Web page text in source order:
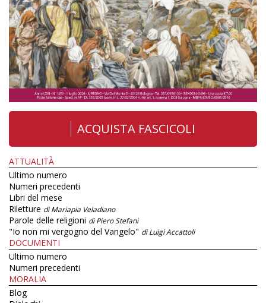
ACQUISTA FASCICOLI
ATTUALITÀ
Ultimo numero
Numeri precedenti
Libri del mese
Riletture di Mariapia Veladiano
Parole delle religioni di Piero Stefani
"Io non mi vergogno del Vangelo" di Luigi Accattoli
DOCUMENTI
Ultimo numero
Numeri precedenti
MORALIA
Blog